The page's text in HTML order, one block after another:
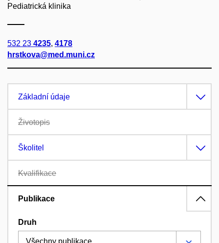
Pediatrická klinika
532 23 4235, 4178
hrstkova@med.muni.cz
Základní údaje
Životopis
Školitel
Kvalifikace
Publikace
Druh